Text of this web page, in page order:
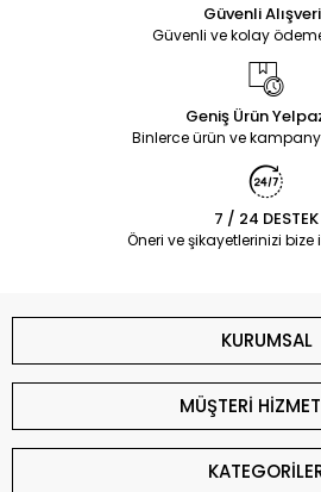
Güvenli
Güvenli ve kolay
Geniş Ürün
Binlerce ürün ve
7 / 24 DESTEK
Öneri ve şikayetlerinizi bize
KURUMSAL
MÜŞTERİ